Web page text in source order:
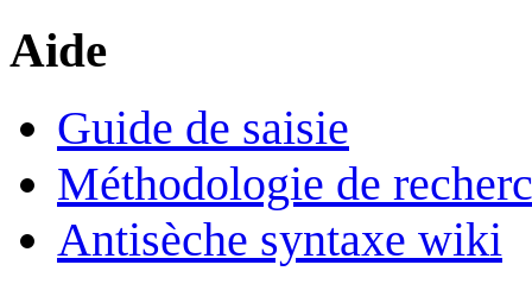
Aide
Guide de saisie
Méthodologie de
Antisèche syntaxe wiki